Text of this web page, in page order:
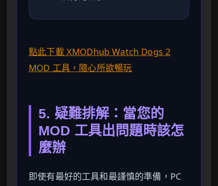
點此下載 XMODhub Watch Dogs 2
MOD 工具，隨心所欲暢玩
5. 疑難排解：當您的
MOD 工具出問題時該怎
麼辦
即使有最好的工具和最謹慎的準備，PC